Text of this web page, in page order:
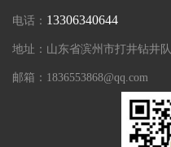
电话： 13306340644
地址：山东省滨州市打井钻井队
邮箱：1836553868@qq.com